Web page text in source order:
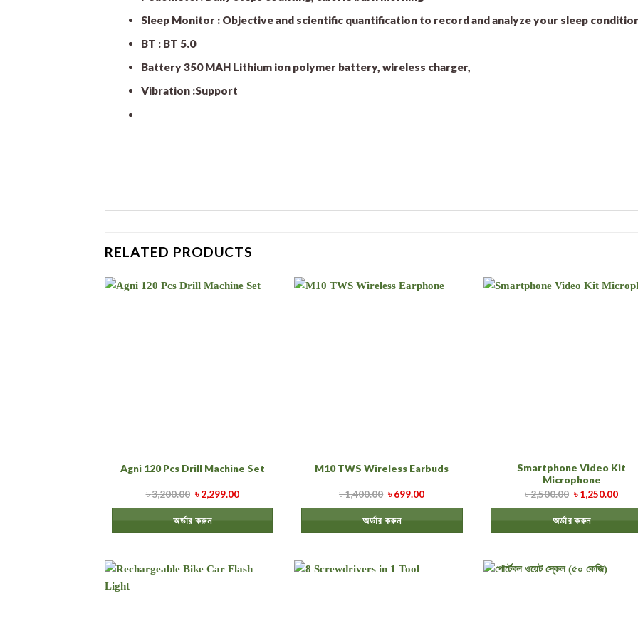
Sleep Monitor : Objective and scientific quantification to record and analyze your sleep
BT : BT 5.0
Battery 350 MAH Lithium ion polymer battery, wireless charger,
Vibration :Support
RELATED PRODUCTS
Agni 120 Pcs Drill Machine Set
৳3,200.00 ৳2,299.00
অর্ডার করুন
M10 TWS Wireless Earbuds
৳1,400.00 ৳699.00
অর্ডার করুন
Smartphone Video Kit
Microphone
৳2,500.00 ৳1,250.00
অর্ডার করুন